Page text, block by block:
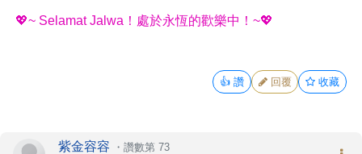
💖~ Selamat Jalwa！處於永恆的歡樂中！~💖
👍 讚 回覆 收藏
紫金容容 ・ 讚數第 73